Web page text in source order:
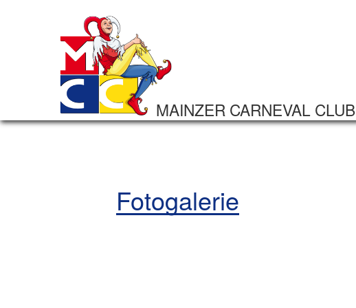
MAINZER CARNEVAL CLUB
Fotogalerie